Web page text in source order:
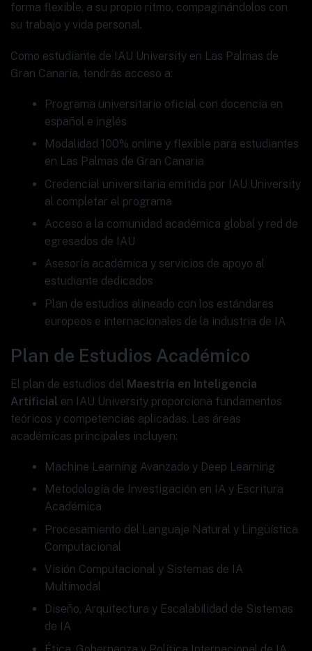
forma flexible, a su propio ritmo, compaginándolos con
su trabajo y vida personal.
Como estudiante de IAU University en Las Palmas de
Gran Canaria, tendrás acceso a:
Programa universitario oficial con docencia en
español e inglés
Modalidad 100% online y flexible para estudiantes
en Las Palmas de Gran Canaria
Credencial universitaria emitida por IAU University
al completar el programa
Acceso a la comunidad académica global y red de
egresados de IAU
Asesoría académica y servicios de apoyo al
estudiante dedicados
Plan de estudios alineado con los estándares
europeos e internacionales de la industria de IA
Plan de Estudios Académico
El plan de estudios del Maestría en Inteligencia
Artificial en IAU University proporciona fundamentos
teóricos y competencias aplicadas. Las áreas
académicas principales incluyen:
Machine Learning Avanzado y Deep Learning
Metodología de Investigación en IA y Escritura
Académica
Procesamiento del Lenguaje Natural y Lingüística
Computacional
Visión Computacional y Sistemas de IA
Multimodal
Diseño, Arquitectura y Escalabilidad de Sistemas
de IA